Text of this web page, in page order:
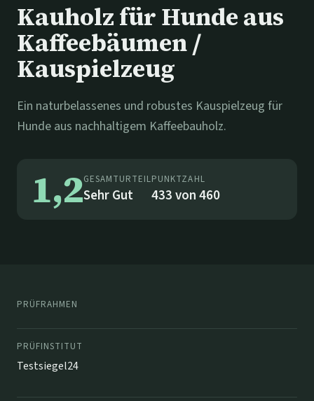
Kauholz für Hunde aus
Kaffeebäumen /
Kauspielzeug
Ein naturbelassenes und robustes Kauspielzeug für
Hunde aus nachhaltigem Kaffeebauholz.
1,2GESAMTURTEIL
Sehr Gut
PUNKTZAHL
433von460
PRÜFRAHMEN
PRÜFINSTITUT
Testsiegel24